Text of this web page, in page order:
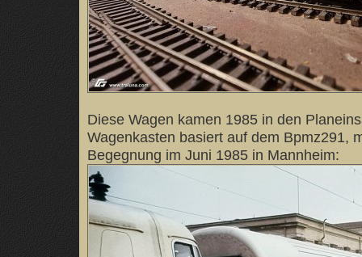
Diese Wagen kamen 1985 in den
Wagenkasten basiert auf dem Bpmz291,
Begegnung im Juni 1985 in Mannheim: